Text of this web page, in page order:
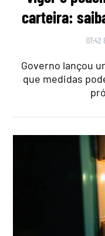
carteira:
07:42
Governo lançou
que medidas